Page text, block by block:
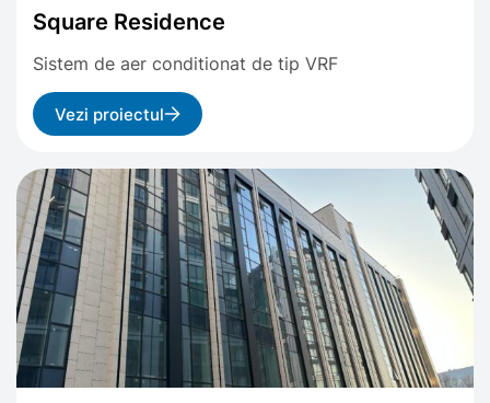
Square Residence
Sistem de aer conditionat de tip VRF
Vezi proiectul